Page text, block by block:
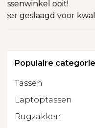
ooit!
geslaagd voor
Populaire
Tassen
Laptoptassen
Rugzakken